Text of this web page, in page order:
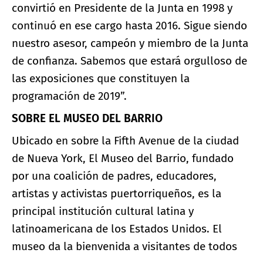
convirtió en Presidente de la Junta en 1998 y
continuó en ese cargo hasta 2016. Sigue siendo
nuestro asesor, campeón y miembro de la Junta
de confianza. Sabemos que estará orgulloso de
las exposiciones que constituyen la
programación de 2019”.
SOBRE EL MUSEO DEL BARRIO
Ubicado en sobre la Fifth Avenue de la ciudad
de Nueva York, El Museo del Barrio, fundado
por una coalición de padres, educadores,
artistas y activistas puertorriqueños, es la
principal institución cultural latina y
latinoamericana de los Estados Unidos. El
museo da la bienvenida a visitantes de todos